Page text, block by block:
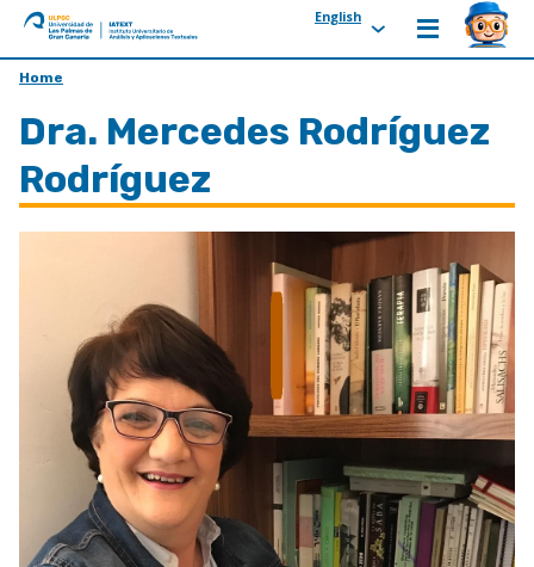
ULPGC
Ir
inicio
de
IATEXT
English
Home
Dra. Mercedes Rodríguez
Rodríguez